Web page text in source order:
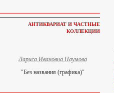
АНТИКВАРИАТ И ЧАСТНЫЕ
КОЛЛЕКЦИИ
Лариса Ивановна Наумова
"Без названия (графика)"